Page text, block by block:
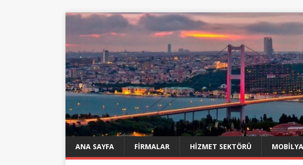
ANA SAYFA FIRMALAR HIZMET SEKTÖRÜ MOBILYA